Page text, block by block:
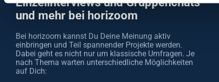
und mehr bei horizoom
Bei horizoom kannst Du Deine Meinung aktiv
einbringen und Teil spannender Projekte werden.
Dabei geht es nicht nur um klassische Umfragen. Je
nach Thema warten unterschiedliche Möglichkeiten
auf Dich: